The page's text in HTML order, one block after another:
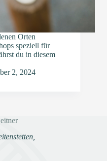
Orten
speziell für
du in diesem
2, 2024